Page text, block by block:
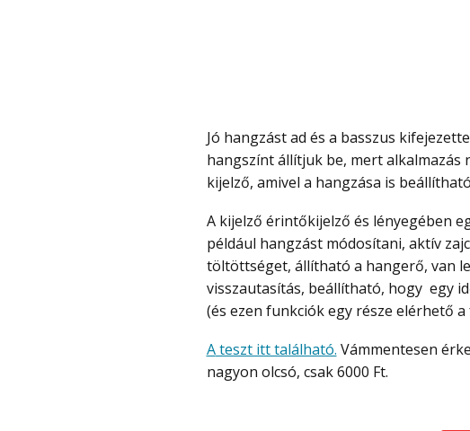
Jó hangzást ad és a basszus kifejezetten erős tud lenni, ha a basszust erősító
hangszínt állítjuk be, mert alkalmazás
kijelző, amivel a hangzása is
A kijelző érintőkijelző és lényegében egy mobil alkalmazást vált ki, vagyis lehet
például hangzást módosítani, aktív
töltöttséget, állítható a hangerő, van
visszautasítás, beállítható, hogy egy
(és ezen funkciók egy része elérhető
A teszt itt található. Vámmentesen
nagyon olcsó, csak 6000 Ft.